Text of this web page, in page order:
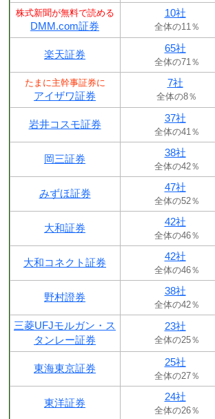
株式新聞が無料で読める
DMM.com証券
10社
全体の11％
楽天証券
65社
全体の71％
たまに主幹事証券に
アイザワ証券
7社
全体の8％
岩井コスモ証券
37社
全体の41％
岡三証券
38社
全体の42％
みずほ証券
47社
全体の52％
大和証券
42社
全体の46％
大和コネクト証券
42社
全体の46％
野村證券
38社
全体の42％
三菱UFJモルガン・ス
タンレー証券
23社
全体の25％
東海東京証券
25社
全体の27％
東洋証券
24社
全体の26％